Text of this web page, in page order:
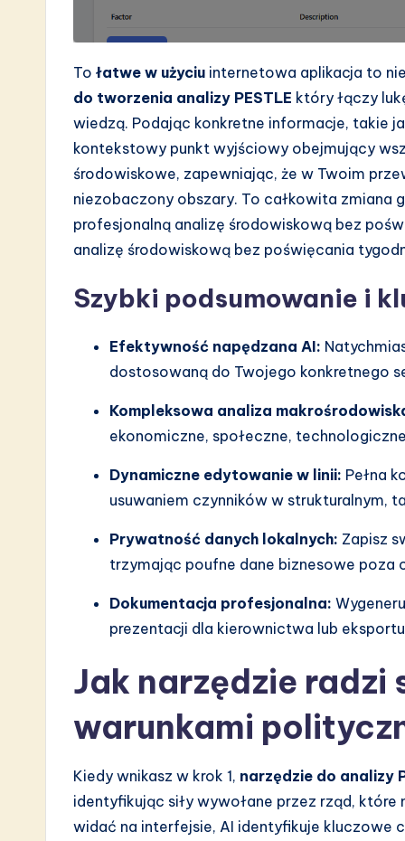
To łatwe w użyciu internetowa aplikacja to
do tworzenia analizy PESTLE który łączy
wiedzą. Podając konkretne informacje, takie
kontekstowy punkt wyjściowy obejmujący
środowiskowe, zapewniając, że w Twoim
niezobaczony obszary. To całkowita zmiana
profesjonalną analizę środowiskową bez
analizę środowiskową bez poświęcania
Szybki podsumowanie i
Efektywność napędzana AI:
dostosowaną do Twojego konkretnego
Kompleksowa analiza
ekonomiczne, społeczne,
Dynamiczne edytowanie w linii: Pełna
usuwaniem czynników w strukturalnym,
Prywatność danych lokalnych: Zapisz
trzymając poufne dane biznesowe poza
Dokumentacja profesjonalna:
prezentacji dla kierownictwa lub eksportu
Jak narzędzie radzi
warunkami
Kiedy wnikasz w krok 1, narzędzie do analizy
identyfikując siły wywołane przez rząd,
widać na interfejsie, AI identyfikuje kluczowe